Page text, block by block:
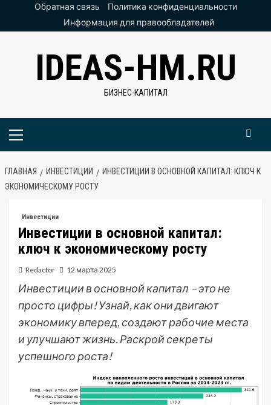
ПерейтиОбратная связь
Политика конфиденциальности
Информация для правообладателей
IDEAS-HM.RU
БИЗНЕС-КАПИТАЛ
Основное
ГЛАВНАЯ ИНВЕСТИЦИИ
ИНВЕСТИЦИИ В ОСНОВНОЙ КАПИТАЛ: КЛЮЧ К
ЭКОНОМИЧЕСКОМУ РОСТУ
Инвестиции
Инвестиции в основной капитал:
ключ к экономическому росту
Redactor 12 марта 2025
Инвестиции в основной капитал – это не
просто цифры! Узнай, как они двигают
экономику вперед, создают рабочие места
и улучшают жизнь. Раскрой секреты
успешного роста!